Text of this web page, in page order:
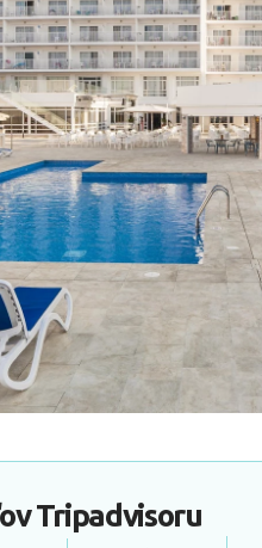
Tripadvisoru